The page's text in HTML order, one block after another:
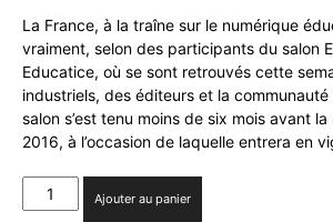
La France, à la traîne sur le numérique
vraiment, selon des participants du salon
Educatice, où se sont retrouvés cette
industriels, des éditeurs et la
salon s’est tenu moins de six mois avant
2016, à l’occasion de laquelle entrera en
quantité
de
Ajouter au panier